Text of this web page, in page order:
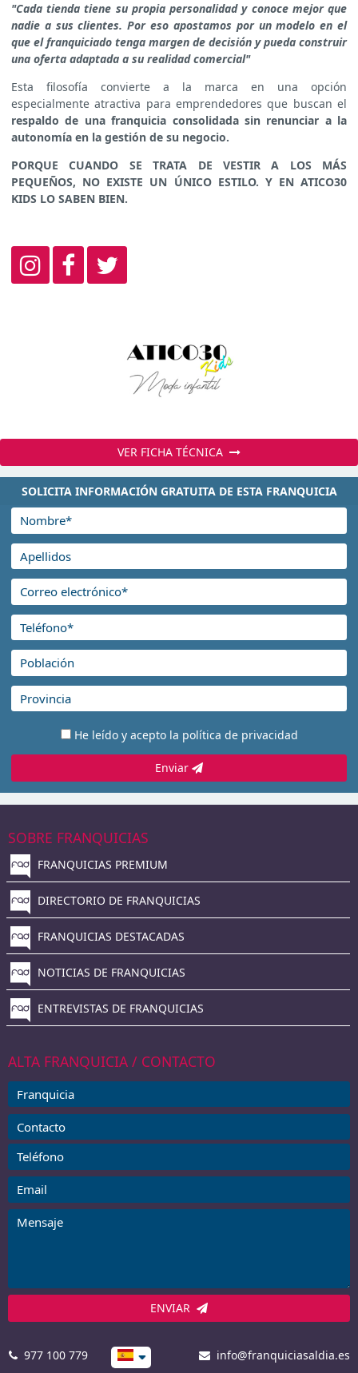
"Cada tienda tiene su propia personalidad y conoce mejor que
nadie a sus clientes. Por eso apostamos por un modelo en el
que el franquiciado tenga margen de decisión y pueda construir
una oferta adaptada a su realidad comercial"
Esta filosofía convierte a la marca en una opción
especialmente atractiva para emprendedores que buscan el
respaldo de una franquicia consolidada sin renunciar a la
autonomía en la gestión de su negocio.
PORQUE CUANDO SE TRATA DE VESTIR A LOS MÁS
PEQUEÑOS, NO EXISTE UN ÚNICO ESTILO. Y EN ATICO30
KIDS LO SABEN BIEN.
VER FICHA TÉCNICA
SOLICITA INFORMACIÓN GRATUITA DE ESTA FRANQUICIA
He leído y acepto la política de privacidad
Enviar
SOBRE FRANQUICIAS
FRANQUICIAS PREMIUM
DIRECTORIO DE FRANQUICIAS
FRANQUICIAS DESTACADAS
NOTICIAS DE FRANQUICIAS
ENTREVISTAS DE FRANQUICIAS
ALTA FRANQUICIA / CONTACTO
ENVIAR
977 100 779 info@franquiciasaldia.es